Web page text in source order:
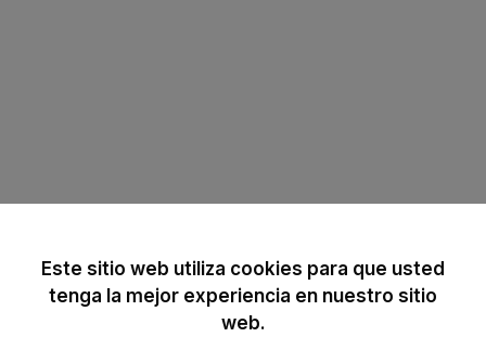
Este sitio web utiliza cookies para que usted
tenga la mejor experiencia en nuestro sitio
web.